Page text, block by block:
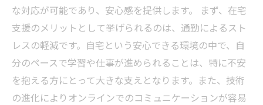
な対応が可能であり、安心感を提供します。 まず、在宅
支援のメリットとして挙げられるのは、通勤によるスト
レスの軽減です。自宅という安心できる環境の中で、自
分のペースで学習や仕事が進められることは、特に不安
を抱える方にとって大きな支えとなります。また、技術
の進化によりオンラインでのコミュニケーションが容易